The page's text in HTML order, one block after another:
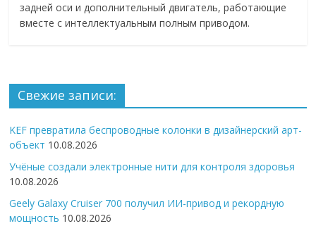
задней оси и дополнительный двигатель, работающие
вместе с интеллектуальным полным приводом.
Свежие записи:
KEF превратила беспроводные колонки в дизайнерский арт-
объект 10.08.2026
Учёные создали электронные нити для контроля здоровья
10.08.2026
Geely Galaxy Cruiser 700 получил ИИ-привод и рекордную
мощность 10.08.2026